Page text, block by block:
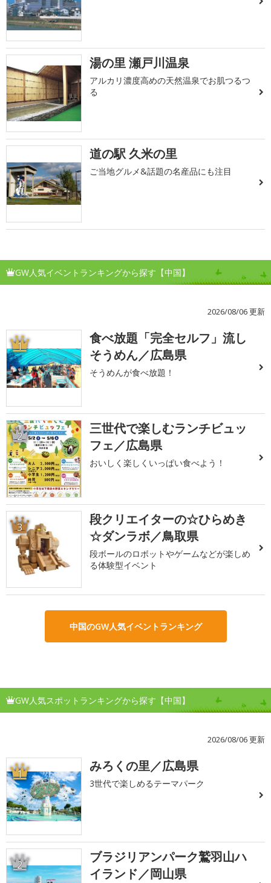
湯の里 瀬戸川温泉
アルカリ濃度高めの天然温泉でお肌つるつ
る
道の駅 久米の里
ご当地グルメ&話題の名産品にも注目
GW人気イベントランキングから探す【中国】
2026/08/06 更新
1
食べ放題「完全セルフ」流し
そうめん／広島県
そうめんが食べ放題！
2
三世代で楽しむランチビュッ
フェ／広島県
おいしく楽しくいっぱい食べよう！
3
段クリエイターの☆ひらめき
☆ダンラボ／鳥取県
段ボールのロボットやゲームなどが楽しめ
る体験型イベント
中国のGW人気イベントランキング
GW人気スポットランキングから探す【中国】
2026/08/06 更新
1 みろくの里／広島県
3世代で楽しめるテーマパーク
2
ブラジリアンパーク鷲羽山ハ
イランド／岡山県